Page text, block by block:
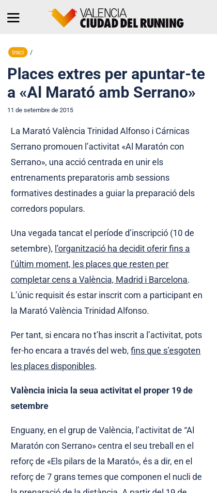
Inici /
Places extres per apuntar-te
a «Al Marató amb Serrano»
11 de setembre de 2015
La Marató València Trinidad Alfonso i Cárnicas
Serrano promouen l’activitat «Al Maratón con
Serrano», una acció centrada en unir els
entrenaments preparatoris amb sessions
formatives destinades a guiar la preparació dels
corredors populars.
Una vegada tancat el període d’inscripció (10 de
setembre), l’organització ha decidit oferir fins a
l’últim moment, les places que resten per
completar cens a València, Madrid i Barcelona.
L’únic requisit és estar inscrit com a participant en
la Marató València Trinidad Alfonso.
Per tant, si encara no t’has inscrit a l’activitat, pots
fer-ho encara a través del web,fins que s’esgoten
les places disponibles.
València inicia la seua activitat el proper 19 de
setembre
Enguany, en el grup de València, l’activitat de “Al
Maratón con Serrano» centra el seu treball en el
reforç de «Els pilars de la Marató», és a dir, en el
reforç de 7 grans temes que componen el nucli de